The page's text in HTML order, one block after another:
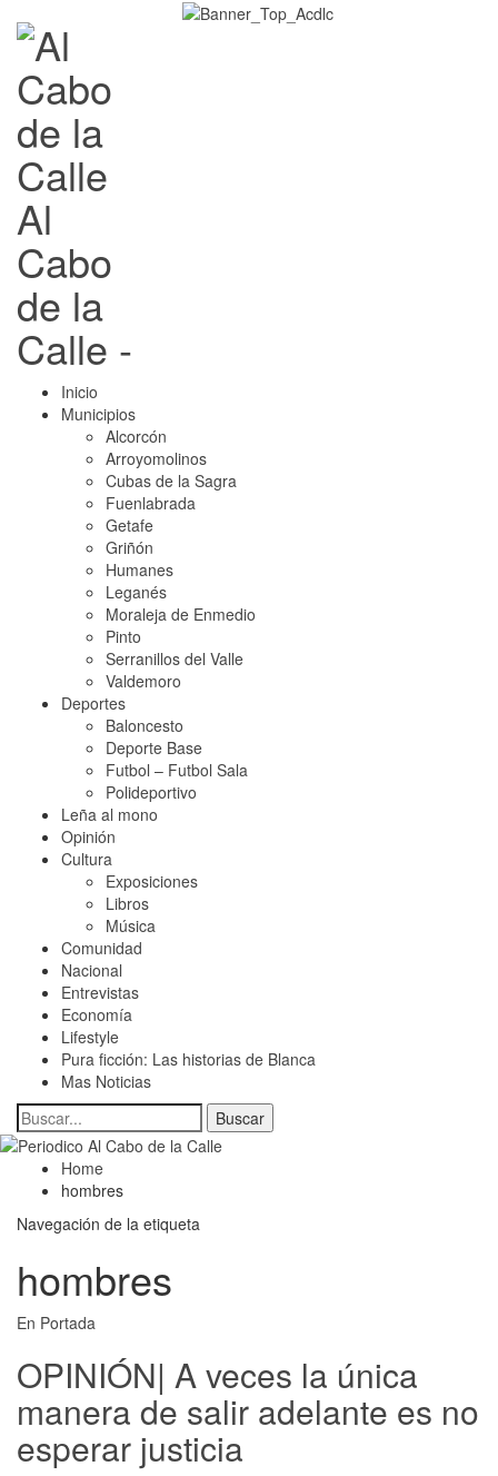
Al
Cabo
de la
Calle -
Inicio
Municipios
Alcorcón
Arroyomolinos
Cubas de la Sagra
Fuenlabrada
Getafe
Griñón
Humanes
Leganés
Moraleja de Enmedio
Pinto
Serranillos del Valle
Valdemoro
Deportes
Baloncesto
Deporte Base
Futbol – Futbol Sala
Polideportivo
Leña al mono
Opinión
Cultura
Exposiciones
Libros
Música
Comunidad
Nacional
Entrevistas
Economía
Lifestyle
Pura ficción: Las historias de Blanca
Mas Noticias
Home
hombres
Navegación de la etiqueta
hombres
En Portada
OPINIÓN| A veces la única
manera de salir adelante es no
esperar justicia